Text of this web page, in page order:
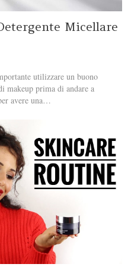
Micellare
utilizzare un buono
makeup prima di andare a
avere una…